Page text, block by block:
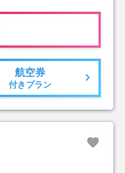
航空券
付きプラン